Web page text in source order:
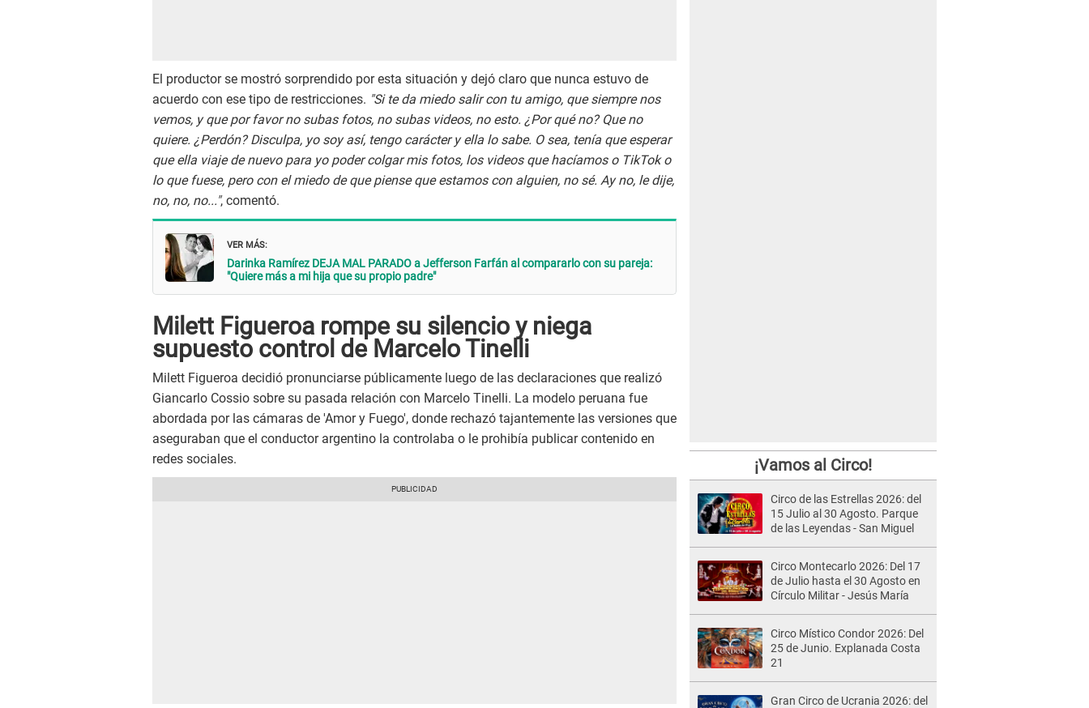
El productor se mostró sorprendido por esta situación y dejó claro que nunca estuvo de
acuerdo con ese tipo de restricciones. "Si te da miedo salir con tu amigo, que siempre nos
vemos, y que por favor no subas fotos, no subas videos, no esto. ¿Por qué no? Que no
quiere. ¿Perdón? Disculpa, yo soy así, tengo carácter y ella lo sabe. O sea, tenía que esperar
que ella viaje de nuevo para yo poder colgar mis fotos, los videos que hacíamos o TikTok o
lo que fuese, pero con el miedo de que piense que estamos con alguien, no sé. Ay no, le dije,
no, no, no...", comentó.
VER MÁS:
Darinka Ramírez DEJA MAL PARADO a Jefferson Farfán al compararlo con su pareja:
"Quiere más a mi hija que su propio padre"
Milett Figueroa rompe su silencio y niega
supuesto control de Marcelo Tinelli
Milett Figueroa decidió pronunciarse públicamente luego de las declaraciones que realizó
Giancarlo Cossio sobre su pasada relación con Marcelo Tinelli. La modelo peruana fue
abordada por las cámaras de 'Amor y Fuego', donde rechazó tajantemente las versiones que
aseguraban que el conductor argentino la controlaba o le prohibía publicar contenido en
redes sociales.
¡Vamos al Circo!
Circo de las Estrellas 2026: del
15 Julio al 30 Agosto. Parque
de las Leyendas - San Miguel
Circo Montecarlo 2026: Del 17
de Julio hasta el 30 Agosto en
Círculo Militar - Jesús María
Circo Místico Condor 2026: Del
25 de Junio. Explanada Costa
21
Gran Circo de Ucrania 2026: del